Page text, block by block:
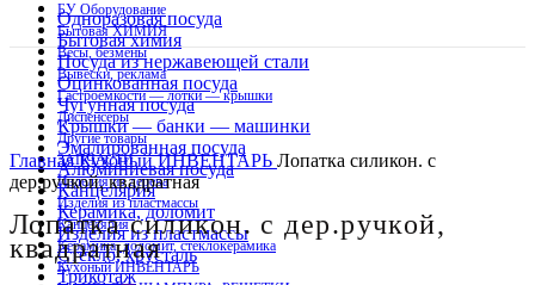
БУ Оборудование
Бытовая ХИМИЯ
Весы, безмены
Вывески, реклама
Гастроемкости — лотки — крышки
Диспенсеры
Другие товары
ЗАПЧАСТИ
Изделия из дерева
Изделия из пластмассы
Канцелярия
Керамика, доломит, стеклокерамика
Кухоный ИНВЕНТАРЬ
Одноразовая посуда
Бытовая химия
Посуда из нержавеющей стали
Оцинкованная посуда
Чугунная посуда
Крышки — банки — машинки
Эмалированная посуда
Алюминиевая посуда
Канцелярия
Керамика, доломит
Изделия из пластмассы
Стекло, хрусталь
Трикотаж
Распродано
Нажмите, чтобы увеличить изображение
ГлавнаяКухоный ИНВЕНТАРЬ Лопатка силикон. с
дер.ручкой, квадратная
Лопатка силикон. с дер.ручкой,
квадратная